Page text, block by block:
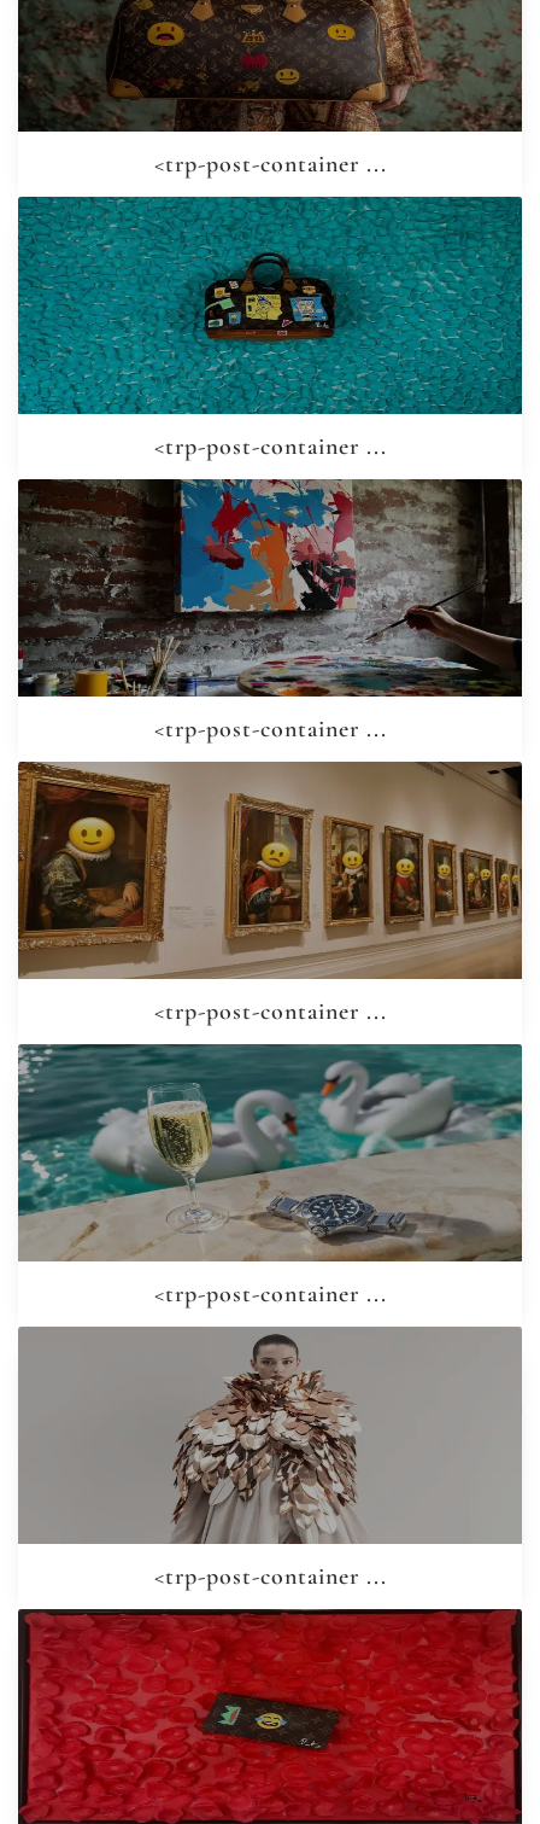
<trp-post-container ...
<trp-post-container ...
<trp-post-container ...
<trp-post-container ...
<trp-post-container ...
<trp-post-container ...